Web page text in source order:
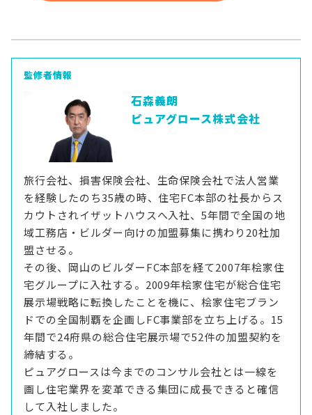
監修者情報
石森義朗
ピュアグロース株式会社
旅行会社、損害保険会社、生命保険会社で法人営業
を経験したのち35歳の時、住宅FC本部の社長からス
カウトされイザットハウスへ入社、5年間で全国の地
域工務店・ビルダー向けの加盟募集に携わり20社加
盟させる。
その後、岡山のビルダーFC本部を経て2007年桧家住
宅グループに入社する。2009年桧家住宅が総合住宅
展示場戦略に転換したことを機に、桧家住宅ブラン
ドでの全国制覇を企画しFC事業部を立ち上げる。15
年間で24府県の総合住宅展示場で52件の加盟契約を
締結する。
ピュアグロースは今までのコンサル会社とは一線を
画し住宅業界を変革できる集団に成長できると確信
して入社しました。